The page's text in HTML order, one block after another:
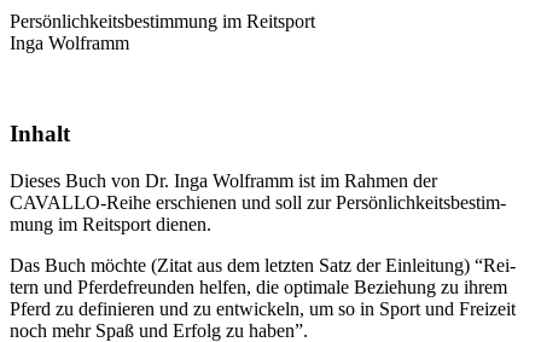
Per­sön­lich­keits­be­stim­mung im Reitsport
Inga Wolframm
Inhalt
Die­ses Buch von Dr. Inga Wolf­ramm ist im Rah­men der
CAVALLO-Rei­he erschie­nen und soll zur Per­sön­lich­keits­be­stim­
mung im Reit­sport dienen.
Das Buch möch­te (Zitat aus dem letz­ten Satz der Ein­lei­tung) “Rei­
tern und Pfer­de­freun­den hel­fen, die opti­ma­le Bezie­hung zu ihrem
Pferd zu defi­nie­ren und zu ent­wi­ckeln, um so in Sport und Frei­zeit
noch mehr Spaß und Erfolg zu haben”.